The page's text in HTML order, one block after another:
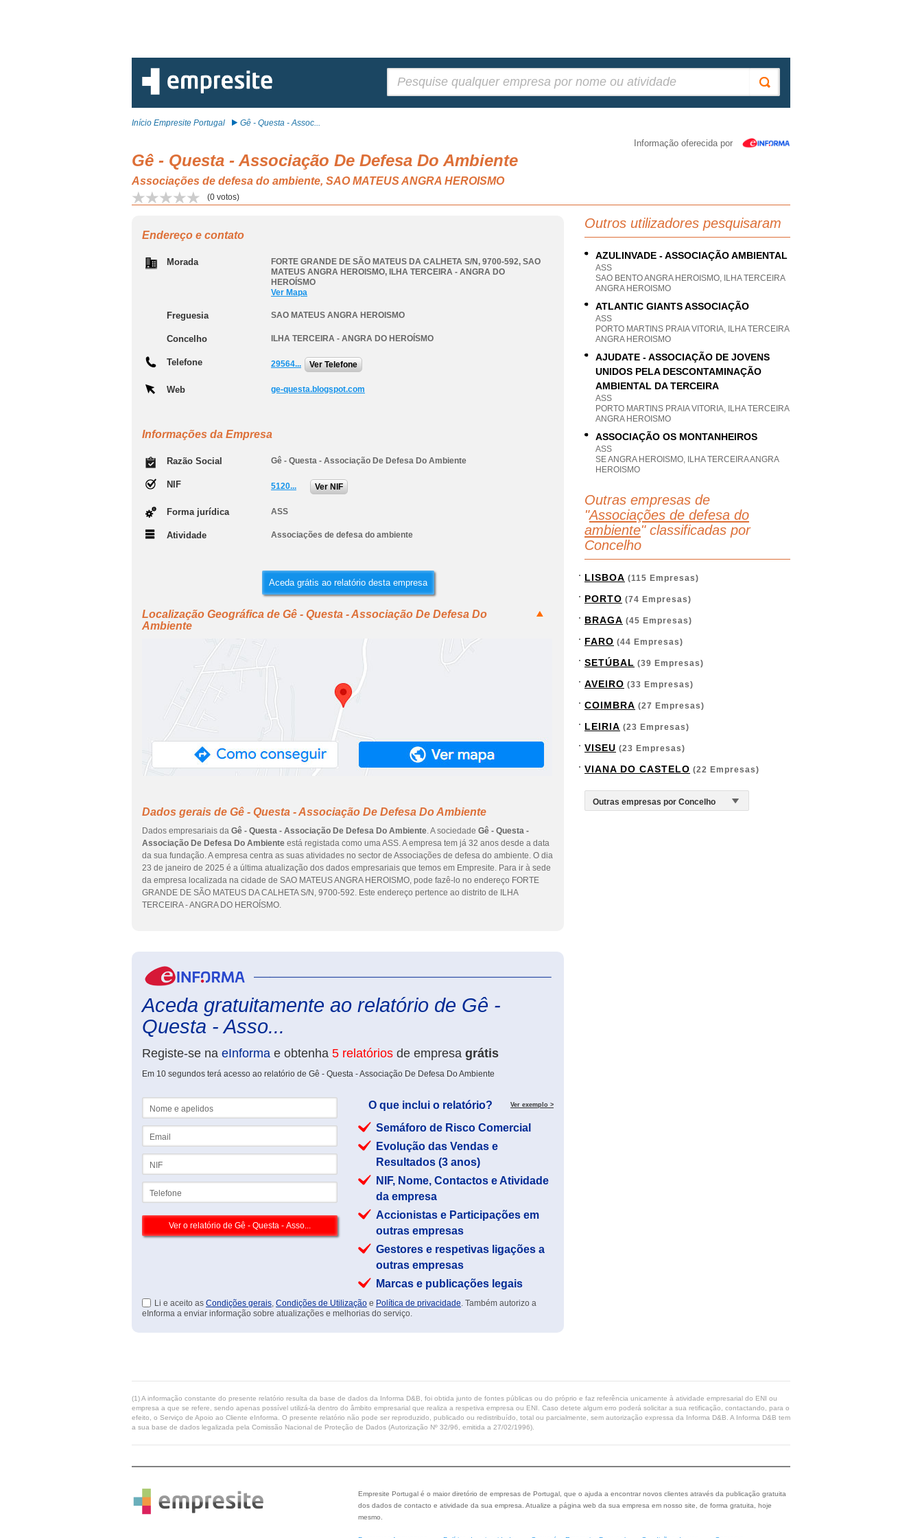
Início Empresite Portugal Gê - Questa - Assoc...
Informação oferecida por
Gê - Questa - Associação De Defesa Do Ambiente
Associações de defesa do ambiente, SAO MATEUS ANGRA HEROISMO
(0 votos)
Endereço e contato
Morada FORTE GRANDE DE SÃO MATEUS DA CALHETA S/N, 9700-592, SAO
MATEUS ANGRA HEROISMO, ILHA TERCEIRA - ANGRA DO
HEROÍSMO
Ver Mapa
Freguesia SAO MATEUS ANGRA HEROISMO
Concelho ILHA TERCEIRA - ANGRA DO HEROÍSMO
Telefone 29564... Ver Telefone
Web ge-questa.blogspot.com
Informações da Empresa
Razão Social Gê - Questa - Associação De Defesa Do Ambiente
NIF 5120... Ver NIF
Forma jurídica ASS
Atividade Associações de defesa do ambiente
Aceda grátis ao relatório desta empresa
Localização Geográfica de Gê - Questa - Associação De Defesa Do
Ambiente
Dados gerais de Gê - Questa - Associação De Defesa Do Ambiente
Dados empresariais da Gê - Questa - Associação De Defesa Do Ambiente. A sociedade Gê - Questa -
Associação De Defesa Do Ambiente está registada como uma ASS. A empresa tem já 32 anos desde a data
da sua fundação. A empresa centra as suas atividades no sector de Associações de defesa do ambiente. O dia
23 de janeiro de 2025 é a última atualização dos dados empresariais que temos em Empresite. Para ir à sede
da empresa localizada na cidade de SAO MATEUS ANGRA HEROISMO, pode fazê-lo no endereço FORTE
GRANDE DE SÃO MATEUS DA CALHETA S/N, 9700-592. Este endereço pertence ao distrito de ILHA
TERCEIRA - ANGRA DO HEROÍSMO.
Aceda gratuitamente ao relatório de Gê -
Questa - Asso...
Registe-se na eInforma e obtenha 5 relatórios de empresa grátis
Em 10 segundos terá acesso ao relatório de Gê - Questa - Associação De Defesa Do Ambiente
O que inclui o relatório? Ver exemplo >
Semáforo de Risco Comercial
Evolução das Vendas e
Resultados (3 anos)
NIF, Nome, Contactos e Atividade
da empresa
Accionistas e Participações em
outras empresas
Gestores e respetivas ligações a
outras empresas
Marcas e publicações legais
Li e aceito as Condições gerais, Condições de Utilização e Política de privacidade. Também autorizo a
eInforma a enviar informação sobre atualizações e melhorias do serviço.
Outros utilizadores pesquisaram
AZULINVADE - ASSOCIAÇÃO AMBIENTAL
ASS
SAO BENTO ANGRA HEROISMO, ILHA TERCEIRA
ANGRA HEROISMO
ATLANTIC GIANTS ASSOCIAÇÃO
ASS
PORTO MARTINS PRAIA VITORIA, ILHA TERCEIRA
ANGRA HEROISMO
AJUDATE - ASSOCIAÇÃO DE JOVENS
UNIDOS PELA DESCONTAMINAÇÃO
AMBIENTAL DA TERCEIRA
ASS
PORTO MARTINS PRAIA VITORIA, ILHA TERCEIRA
ANGRA HEROISMO
ASSOCIAÇÃO OS MONTANHEIROS
ASS
SE ANGRA HEROISMO, ILHA TERCEIRA ANGRA
HEROISMO
Outras empresas de
"Associações de defesa do
ambiente" classificadas por
Concelho
LISBOA (115 Empresas)
PORTO (74 Empresas)
BRAGA (45 Empresas)
FARO (44 Empresas)
SETÚBAL (39 Empresas)
AVEIRO (33 Empresas)
COIMBRA (27 Empresas)
LEIRIA (23 Empresas)
VISEU (23 Empresas)
VIANA DO CASTELO (22 Empresas)
(1) A informação constante do presente relatório resulta da base de dados da Informa D&B, foi obtida junto de fontes públicas ou do próprio e faz referência unicamente à atividade empresarial do ENI ou
empresa a que se refere, sendo apenas possível utilizá-la dentro do âmbito empresarial que realiza a respetiva empresa ou ENI. Caso detete algum erro poderá solicitar a sua retificação, contactando, para o
efeito, o Serviço de Apoio ao Cliente eInforma. O presente relatório não pode ser reproduzido, publicado ou redistribuído, total ou parcialmente, sem autorização expressa da Informa D&B. A Informa D&B tem
a sua base de dados legalizada pela Comissão Nacional de Proteção de Dados (Autorização Nº 32/96, emitida a 27/02/1996).
Empresite Portugal é o maior diretório de empresas de Portugal, que o ajuda a encontrar novos clientes através da publicação gratuita
dos dados de contacto e atividade da sua empresa. Atualize a página web da sua empresa em nosso site, de forma gratuita, hoje
mesmo.